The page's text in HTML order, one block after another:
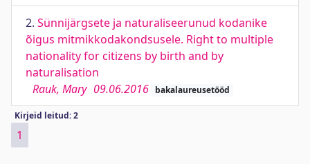
2. Sünnijärgsete ja naturaliseerunud kodanike
õigus mitmikkodakondsusele. Right to multiple
nationality for citizens by birth and by
naturalisation
Rauk, Mary 09.06.2016 bakalaureusetööd
Kirjeid leitud: 2
1